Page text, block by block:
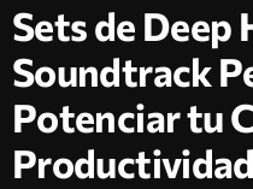
Sets de Deep
Soundtrack
Potenciar tu
Productividad